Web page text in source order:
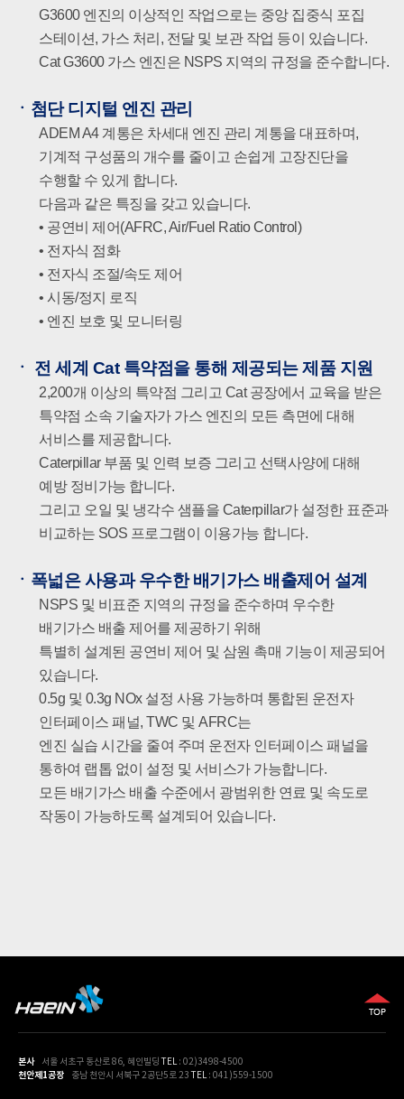
G3600 엔진의 이상적인 작업으로는 중앙 집중식 포집
스테이션, 가스 처리, 전달 및 보관 작업 등이 있습니다.
Cat G3600 가스 엔진은 NSPS 지역의 규정을 준수합니다.
ㆍ 첨단 디지털 엔진 관리
ADEM A4 계통은 차세대 엔진 관리 계통을 대표하며,
기계적 구성품의 개수를 줄이고 손쉽게 고장진단을
수행할 수 있게 합니다.
다음과 같은 특징을 갖고 있습니다.
• 공연비 제어(AFRC, Air/Fuel Ratio Control)
• 전자식 점화
• 전자식 조절/속도 제어
• 시동/정지 로직
• 엔진 보호 및 모니터링
ㆍ 전 세계 Cat 특약점을 통해 제공되는 제품 지원
2,200개 이상의 특약점 그리고 Cat 공장에서 교육을 받은
특약점 소속 기술자가 가스 엔진의 모든 측면에 대해
서비스를 제공합니다.
Caterpillar 부품 및 인력 보증 그리고 선택사양에 대해
예방 정비가능 합니다.
그리고 오일 및 냉각수 샘플을 Caterpillar가 설정한 표준과
비교하는 SOS 프로그램이 이용가능 합니다.
ㆍ 폭넓은 사용과 우수한 배기가스 배출제어 설계
NSPS 및 비표준 지역의 규정을 준수하며 우수한
배기가스 배출 제어를 제공하기 위해
특별히 설계된 공연비 제어 및 삼원 촉매 기능이 제공되어
있습니다.
0.5g 및 0.3g NOx 설정 사용 가능하며 통합된 운전자
인터페이스 패널, TWC 및 AFRC는
엔진 실습 시간을 줄여 주며 운전자 인터페이스 패널을
통하여 랩톱 없이 설정 및 서비스가 가능합니다.
모든 배기가스 배출 수준에서 광범위한 연료 및 속도로
작동이 가능하도록 설계되어 있습니다.
본사 서울 서초구 동산로 86, 혜인빌딩 TEL: 02)3498-4500
천안제1공장
충남 천안시 서북구 2공단5로 23 TEL: 041)559-1500